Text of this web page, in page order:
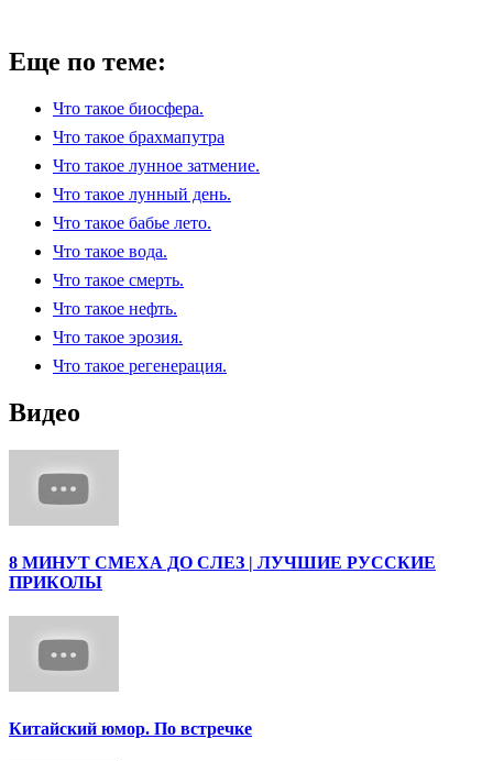
Еще по теме:
Что такое биосфера.
Что такое брахмапутра
Что такое лунное затмение.
Что такое лунный день.
Что такое бабье лето.
Что такое вода.
Что такое смерть.
Что такое нефть.
Что такое эрозия.
Что такое регенерация.
Видео
8 МИНУТ СМЕХА ДО СЛЕЗ | ЛУЧШИЕ РУССКИЕ
ПРИКОЛЫ
Китайский юмор. По встречке